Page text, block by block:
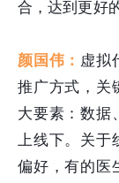
合，达到更好
颜国伟： 虚拟
推广方式，关
大要素：数据
上线下。关于
偏好，有的医